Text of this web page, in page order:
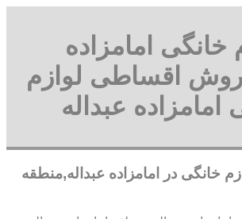
خانگی امامزاده
اقساطی لوازم
امامزاده عبداله
خانگی در امامزاده عبداله,منطقه